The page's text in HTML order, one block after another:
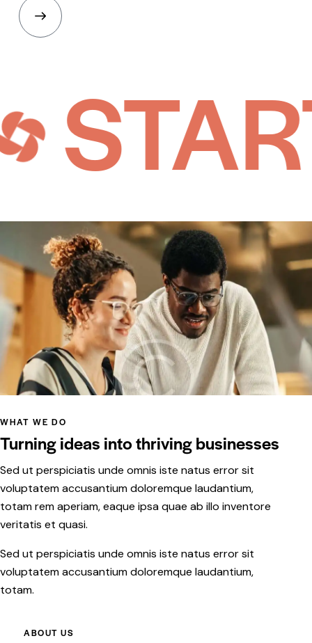
WHAT WE DO
Turning ideas into thriving businesses
Sed ut perspiciatis unde omnis iste natus error sit
voluptatem accusantium doloremque laudantium,
totam rem aperiam, eaque ipsa quae ab illo inventore
veritatis et quasi.
Sed ut perspiciatis unde omnis iste natus error sit
voluptatem accusantium doloremque laudantium,
totam.
ABOUT US